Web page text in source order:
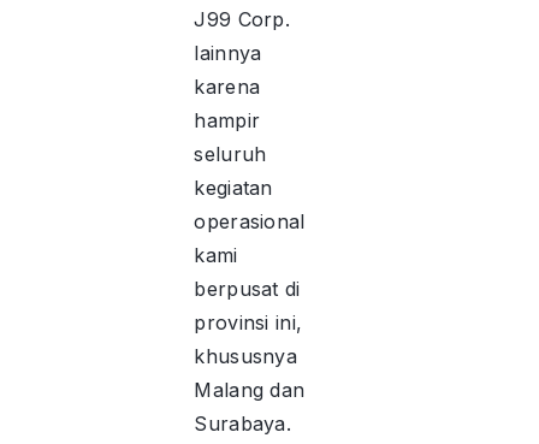
J99 Corp.
lainnya
karena
hampir
seluruh
kegiatan
operasional
kami
berpusat di
provinsi ini,
khususnya
Malang dan
Surabaya.